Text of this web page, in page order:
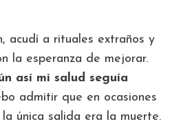
acudí a rituales extraños y
la esperanza de mejorar.
así mi salud seguía
admitir que en ocasiones
única salida era la muerte.